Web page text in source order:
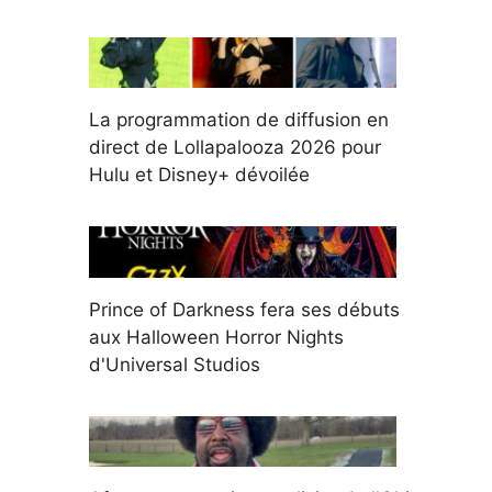
La programmation de diffusion en
direct de Lollapalooza 2026 pour
Hulu et Disney+ dévoilée
Prince of Darkness fera ses débuts
aux Halloween Horror Nights
d'Universal Studios